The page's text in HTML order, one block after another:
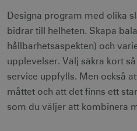
Designa program med olika
bidrar till helheten. Skapa
hållbarhetsaspekten) och
upplevelser. Välj säkra kort
service uppfylls. Men också
måttet och att det finns ett
som du väljer att kombinera